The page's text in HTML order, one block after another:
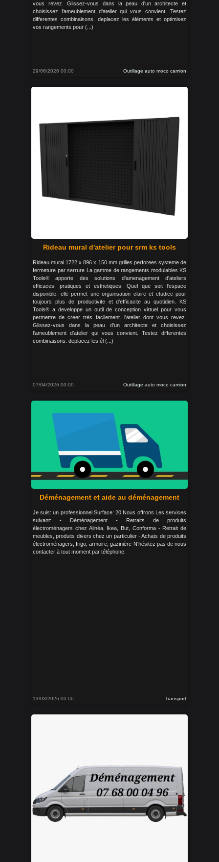
vous revez. Glissez-vous dans la peau d'un architecte et
choisissez l'ameublement d'atelier qui vous convient. Testez
differentes combinaisons. deplacez les éléments et optimisez
vos rangements pour (...)
29/06/2026 00:00 Outillage auto moco camion
Rideau mural d'atelier pour srm ks tools
Rideau mural 1722 x 896 x 150 mm grilles perforees systeme de
fermeture par serrure La gamme de rangements modulables KS
Tools® apporte des solutions d'amenagement d'ateliers
efficaces. pratiques et esthetiques. Quel que soit l'espace
disponible. elle permet une organisation claire et etudiee pour
toujours plus de productivite et d'efficacite au quotidien. KS
Tools® a developpe un outil de conception virtuel pour vous
permettre de creer très facilement. l'atelier dont vous revez.
Glissez-vous dans la peau d'un architecte et choisissez
l'ameublement d'atelier qui vous convient. Testez differentes
combinaisons. deplacez les él (...)
07/04/2026 00:00 Outillage auto moco camion
Déménagement et aide au déménagement
Je suis: un professionnel Surface: 20 Nous offrons Les services
suivant: - Déménagement - Retraits de produits
électroménagers chez Alinéa, Ikea, But, Conforma - Retrait de
meubles, produits divers chez un particulier - Achats de produits
électroménagers, frigo, armoire, gazinière N'hésitez pas de nous
contacter à tout moment par téléphone:
13/03/2026 00:00 Transport